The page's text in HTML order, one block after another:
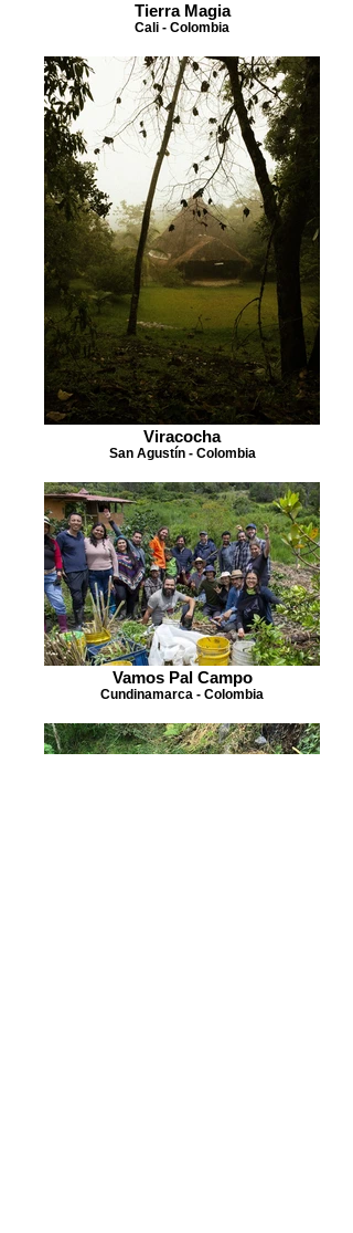
Tierra Magia
Cali - Colombia
Viracocha
San Agustín - Colombia
Vamos Pal Campo
Cundinamarca - Colombia